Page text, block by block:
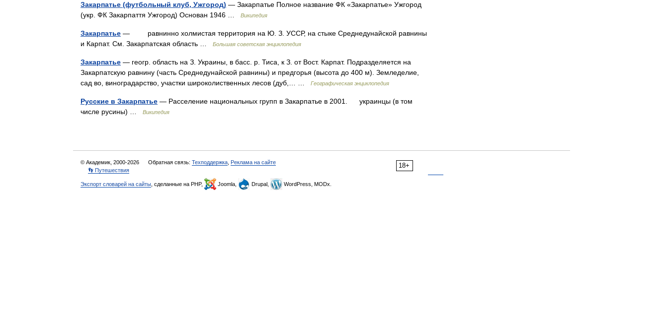
Закарпатье (футбольный клуб, Ужгород) — Закарпатье Полное название ФК «Закарпатье» Ужгород
(укр. ФК Закарпаття Ужгород) Основан 1946 …
Википедия
Закарпатье — равнинно холмистая территория на Ю. З. УССР, на стыке Среднедунайской равнины
и Карпат. См. Закарпатская область …
Большая советская энциклопедия
Закарпатье — геогр. область на З. Украины, в басс. р. Тиса, к З. от Вост. Карпат. Подразделяется на
Закарпатскую равнину (часть Среднедунайской равнины) и предгорья (высота до 400 м). Земледелие,
сад во, виноградарство, участки широколиственных лесов (дуб,… …
Географическая энциклопедия
Русские в Закарпатье — Расселение национальных групп в Закарпатье в 2001. украинцы (в том
числе русины) …
Википедия
18+
© Академик, 2000-2026 Обратная связь: Техподдержка Реклама на сайте
👣 Путешествия
Экспорт словарей на сайты , сделанные на PHP, Joomla, Drupal, WordPress, MODx.